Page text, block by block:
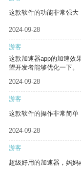
这款软件的功能非常强大
2024-09-28
游客
这款加速器app的加速效
望开发者能够优化一下。
2024-09-28
游客
这款软件的操作非常简单
2024-09-28
游客
超级好用的加速器，妈妈